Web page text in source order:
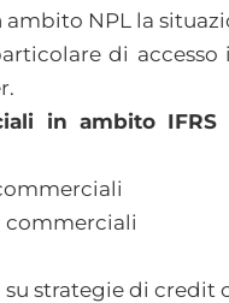
NPL la
di
in ambito IFRS
commerciali
strategie di credit